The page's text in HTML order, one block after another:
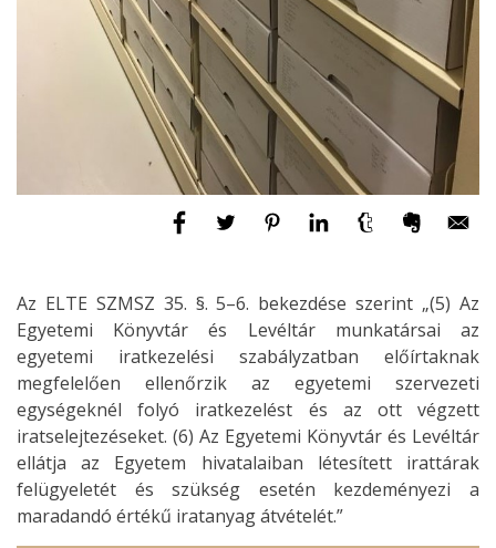
Az ELTE SZMSZ 35. §. 5–6. bekezdése szerint „(5) Az
Egyetemi Könyvtár és Levéltár munkatársai az
egyetemi iratkezelési szabályzatban előírtaknak
megfelelően ellenőrzik az egyetemi szervezeti
egységeknél folyó iratkezelést és az ott végzett
iratselejtezéseket. (6) Az Egyetemi Könyvtár és Levéltár
ellátja az Egyetem hivatalaiban létesített irattárak
felügyeletét és szükség esetén kezdeményezi a
maradandó értékű iratanyag átvételét.”